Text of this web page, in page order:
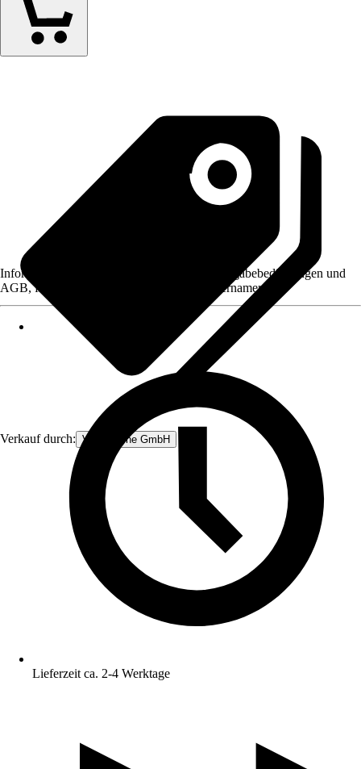
Verkauf durch: V&V Online GmbH
Informationen des Verkäufers, wie z. B. Rückgabebedingungen und
AGB, finden Sie bei Klick auf den Verkäufernamen.
Lieferzeit ca. 2-4 Werktage